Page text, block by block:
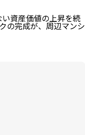
資産価値の上昇を続
の完成が、周辺マンシ